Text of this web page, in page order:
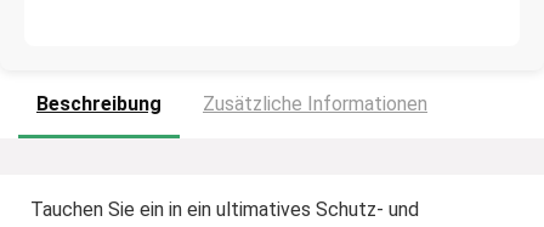
Beschreibung Zusätzliche Informationen
Tauchen Sie ein in ein ultimatives Schutz- und